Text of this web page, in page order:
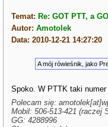
Temat: Re: GOT PTT, a
Autor:Amotolek
Data: 2010-12-21 14:27:20
A mój rówieśnik, jako
Spoko. W PTTK taki
Polecam się:
Mobil: 506-513-421 (raczej
GG: 4288996